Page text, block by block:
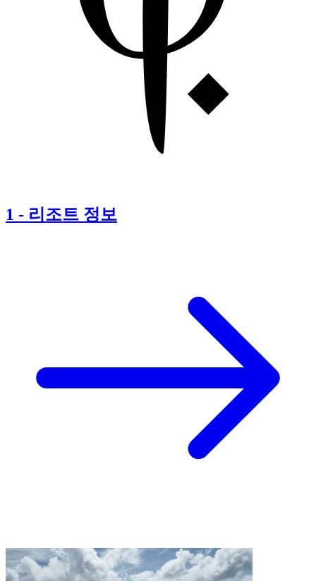
1 - 리조트 정보